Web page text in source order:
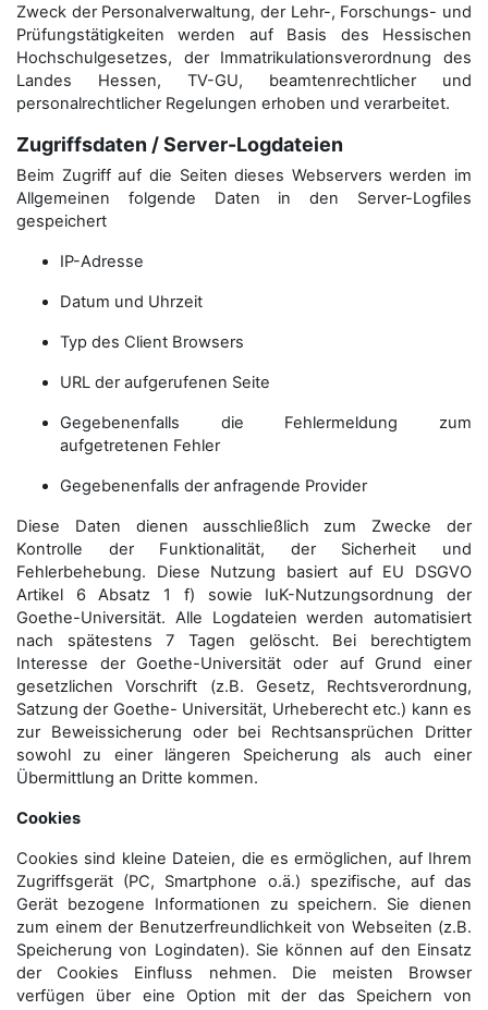
Zweck der Personal­verwaltung, der Lehr-, Forschungs- und
Prüfungstätigkeiten werden auf Basis des Hessischen
Hochschulgesetzes, der Immatrikulations­verordnung des
Landes Hessen, TV-GU, beamtenrechtlicher und
personalrechtlicher Regelungen erhoben und verarbeitet.
Zugriffsdaten / Server-Logdateien
Beim Zugriff auf die Seiten dieses Webservers werden im
Allgemeinen folgende Daten in den Server-Logfiles
gespeichert
IP-Adresse
Datum und Uhrzeit
Typ des Client Browsers
URL der aufgerufenen Seite
Gegebenenfalls die Fehlermeldung zum
aufgetretenen Fehler
Gegebenenfalls der anfragende Provider
Diese Daten dienen ausschließlich zum Zwecke der
Kontrolle der Funktionalität, der Sicherheit und
Fehlerbehebung. Diese Nutzung basiert auf EU DSGVO
Artikel 6 Absatz 1 f) sowie IuK-Nutzungsordnung der
Goethe-Universität. Alle Logdateien werden auto­matisiert
nach spätestens 7 Tagen gelöscht. Bei berechtigtem
Interesse der Goethe-Universität oder auf Grund einer
gesetzlichen Vorschrift (z.B. Gesetz, Rechtsverordnung,
Satzung der Goethe- Universität, Urheberecht etc.) kann es
zur Beweissicherung oder bei Rechtsansprüchen Dritter
sowohl zu einer längeren Speicherung als auch einer
Übermittlung an Dritte kommen.
Cookies
Cookies sind kleine Dateien, die es ermöglichen, auf Ihrem
Zugriffsgerät (PC, Smartphone o.ä.) spezifische, auf das
Gerät bezogene Informationen zu speichern. Sie dienen
zum einem der Benutzerfreundlichkeit von Webseiten (z.B.
Speicherung von Logindaten). Sie können auf den Einsatz
der Cookies Einfluss nehmen. Die meisten Browser
verfügen über eine Option mit der das Speichern von